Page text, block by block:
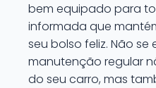
bem equipado para
informada que
seu bolso feliz. Não
manutenção regular
do seu carro, mas